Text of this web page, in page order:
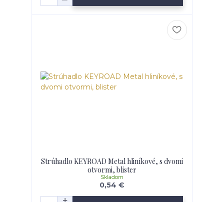
Strúhadlo KEYROAD Metal hliníkové, s dvomi
otvormi, blister
0,54 €
Skladom